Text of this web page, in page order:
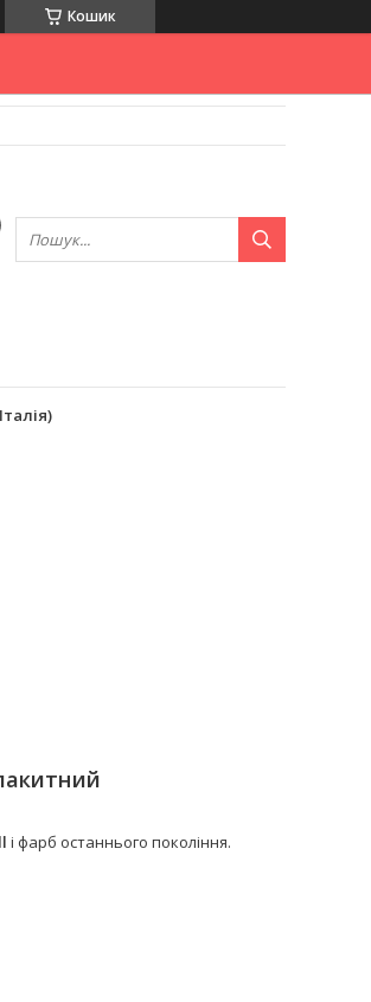
Кошик
і фарб останнього покоління.